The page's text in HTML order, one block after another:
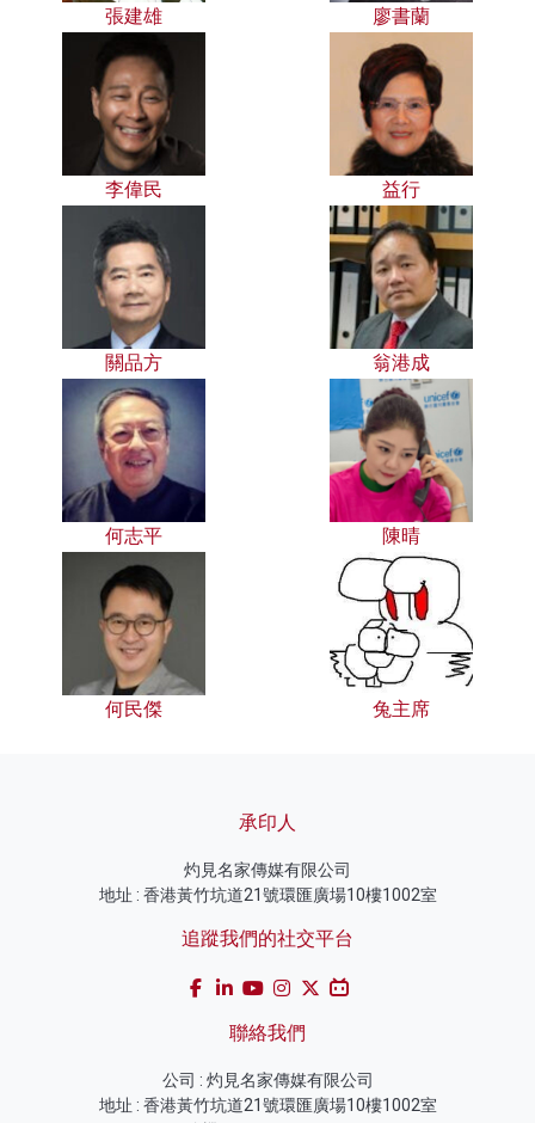
張建雄 廖書蘭
李偉民 益行
關品方 翁港成
何志平 陳晴
何民傑 兔主席
承印人
灼見名家傳媒有限公司
地址 : 香港黃竹坑道21號環匯廣場10樓1002室
追蹤我們的社交平台
聯絡我們
公司 : 灼見名家傳媒有限公司
地址 : 香港黃竹坑道21號環匯廣場10樓1002室